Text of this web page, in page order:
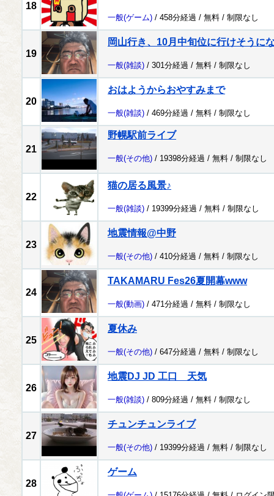
18
一般(ゲーム) / 458分経過 / 無料 / 制限なし
19
岡山行き、10月中旬位に行けそうに
一般(雑談) / 301分経過 / 無料 / 制限なし
20
おはようからおやすみまで
一般(雑談) / 469分経過 / 無料 / 制限なし
21
野幌駅前ライブ
一般(その他) / 19398分経過 / 無料 / 制限なし
22
猫の居る風景♪
一般(雑談) / 19399分経過 / 無料 / 制限なし
23
地震情報@中野
一般(その他) / 410分経過 / 無料 / 制限なし
24
TAKAMARU Fes26夏開幕www
一般(動画) / 471分経過 / 無料 / 制限なし
25
夏休み
一般(その他) / 647分経過 / 無料 / 制限なし
26
地震DJ JD 工口 天気
一般(雑談) / 809分経過 / 無料 / 制限なし
27
チュンチュンライブ
一般(その他) / 19399分経過 / 無料 / 制限なし
28
ゲーム